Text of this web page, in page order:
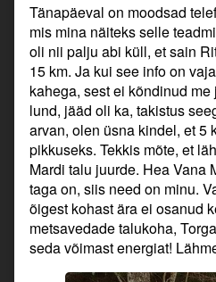
Tänapäeval on moodsad
mis mina näiteks selle
oli nii palju abi küll, et sain
15 km. Ja kui see info on
kahega, sest ei kõndinud
lund, jääd oli ka, takistus
arvan, olen üsna kindel, et 5
pikkuseks. Tekkis mõte, et
Mardi talu juurde. Hea Vana
taga on, siis need on minu.
õigest kohast ära ei osanud
metsavedade talukoha,
seda võimast energiat!